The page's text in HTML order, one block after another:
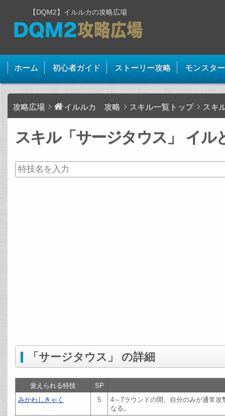
【DQM2】イルルカの攻略広場
ホーム 初心者ガイド ストーリー攻略 モンスタ
攻略広場 イルルカ 攻略 スキル一覧トップ スキ
スキル「サージタウス」 イル
「サージタウス」 の詳細
覚えられる特技
SP
みかわしきゃく
5
4～7ラウンドの間、自分のみが通常
なる。